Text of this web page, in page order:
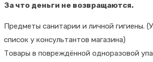
За что деньги не возвращаются.
Предметы санитарии и личной гигиены.
список у консультантов магазина)
Товары в повреждённой одноразовой